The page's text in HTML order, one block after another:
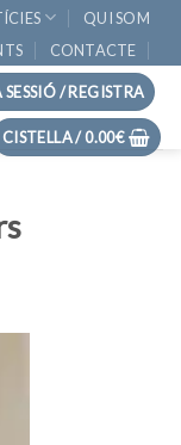
QUI SOM
CONTACTE
/ REGISTRA
CISTELLA /0.00€